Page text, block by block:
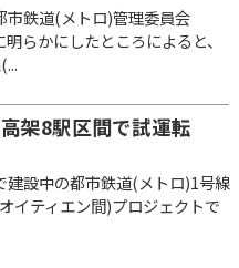
鉄道(メトロ)管理委員会
らかにしたところによると、
架8駅区間で試運転
設中の都市鉄道(メトロ)1号線
イティエン間)プロジェクトで